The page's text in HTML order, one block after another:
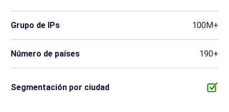
Grupo de IPs 100M+
Número de países 190+
Segmentación por ciudad